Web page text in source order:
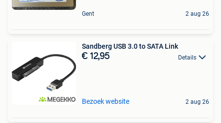
Gent 2 aug 26
Sandberg USB 3.0 to SATA Link
€ 12,95 Details
Bezoek website 2 aug 26